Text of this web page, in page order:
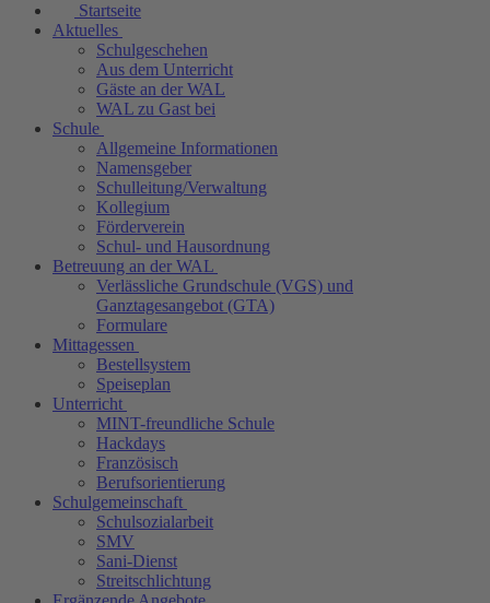
Startseite
Aktuelles
Schulgeschehen
Aus dem Unterricht
Gäste an der WAL
WAL zu Gast bei
Schule
Allgemeine Informationen
Namensgeber
Schulleitung/Verwaltung
Kollegium
Förderverein
Schul- und Hausordnung
Betreuung an der WAL
Verlässliche Grundschule (VGS) und
Ganztagesangebot (GTA)
Formulare
Mittagessen
Bestellsystem
Speiseplan
Unterricht
MINT-freundliche Schule
Hackdays
Französisch
Berufsorientierung
Schulgemeinschaft
Schulsozialarbeit
SMV
Sani-Dienst
Streitschlichtung